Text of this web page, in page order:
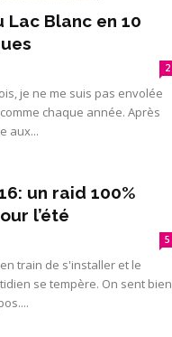
Lac Blanc en 10
2
je ne me suis pas envolée
chaque année. Après
aux...
un raid 100%
l’été
5
train de s'installer et le
se tempère. On sent bien